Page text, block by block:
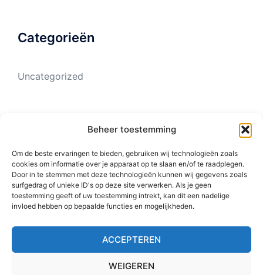
Beheer toestemming
Om de beste ervaringen te bieden, gebruiken wij technologieën zoals
cookies om informatie over je apparaat op te slaan en/of te raadplegen.
Door in te stemmen met deze technologieën kunnen wij gegevens zoals
surfgedrag of unieke ID's op deze site verwerken. Als je geen
toestemming geeft of uw toestemming intrekt, kan dit een nadelige
invloed hebben op bepaalde functies en mogelijkheden.
ACCEPTEREN
WEIGEREN
Categorieën
Uncategorized
Login
Vermeldingen feed
Reacties feed
WordPress.org